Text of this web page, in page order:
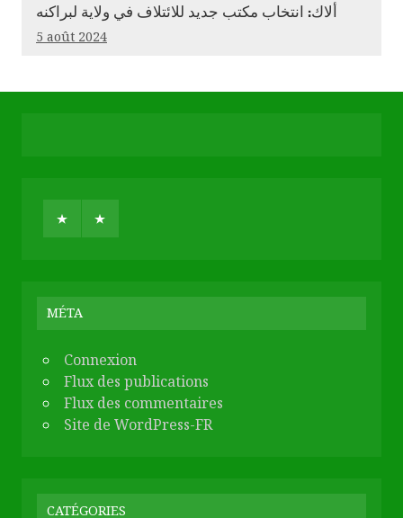
ألاك: انتخاب مكتب جديد للائتلاف في ولاية لبراكنه
5 août 2024
MÉTA
Connexion
Flux des publications
Flux des commentaires
Site de WordPress-FR
CATÉGORIES